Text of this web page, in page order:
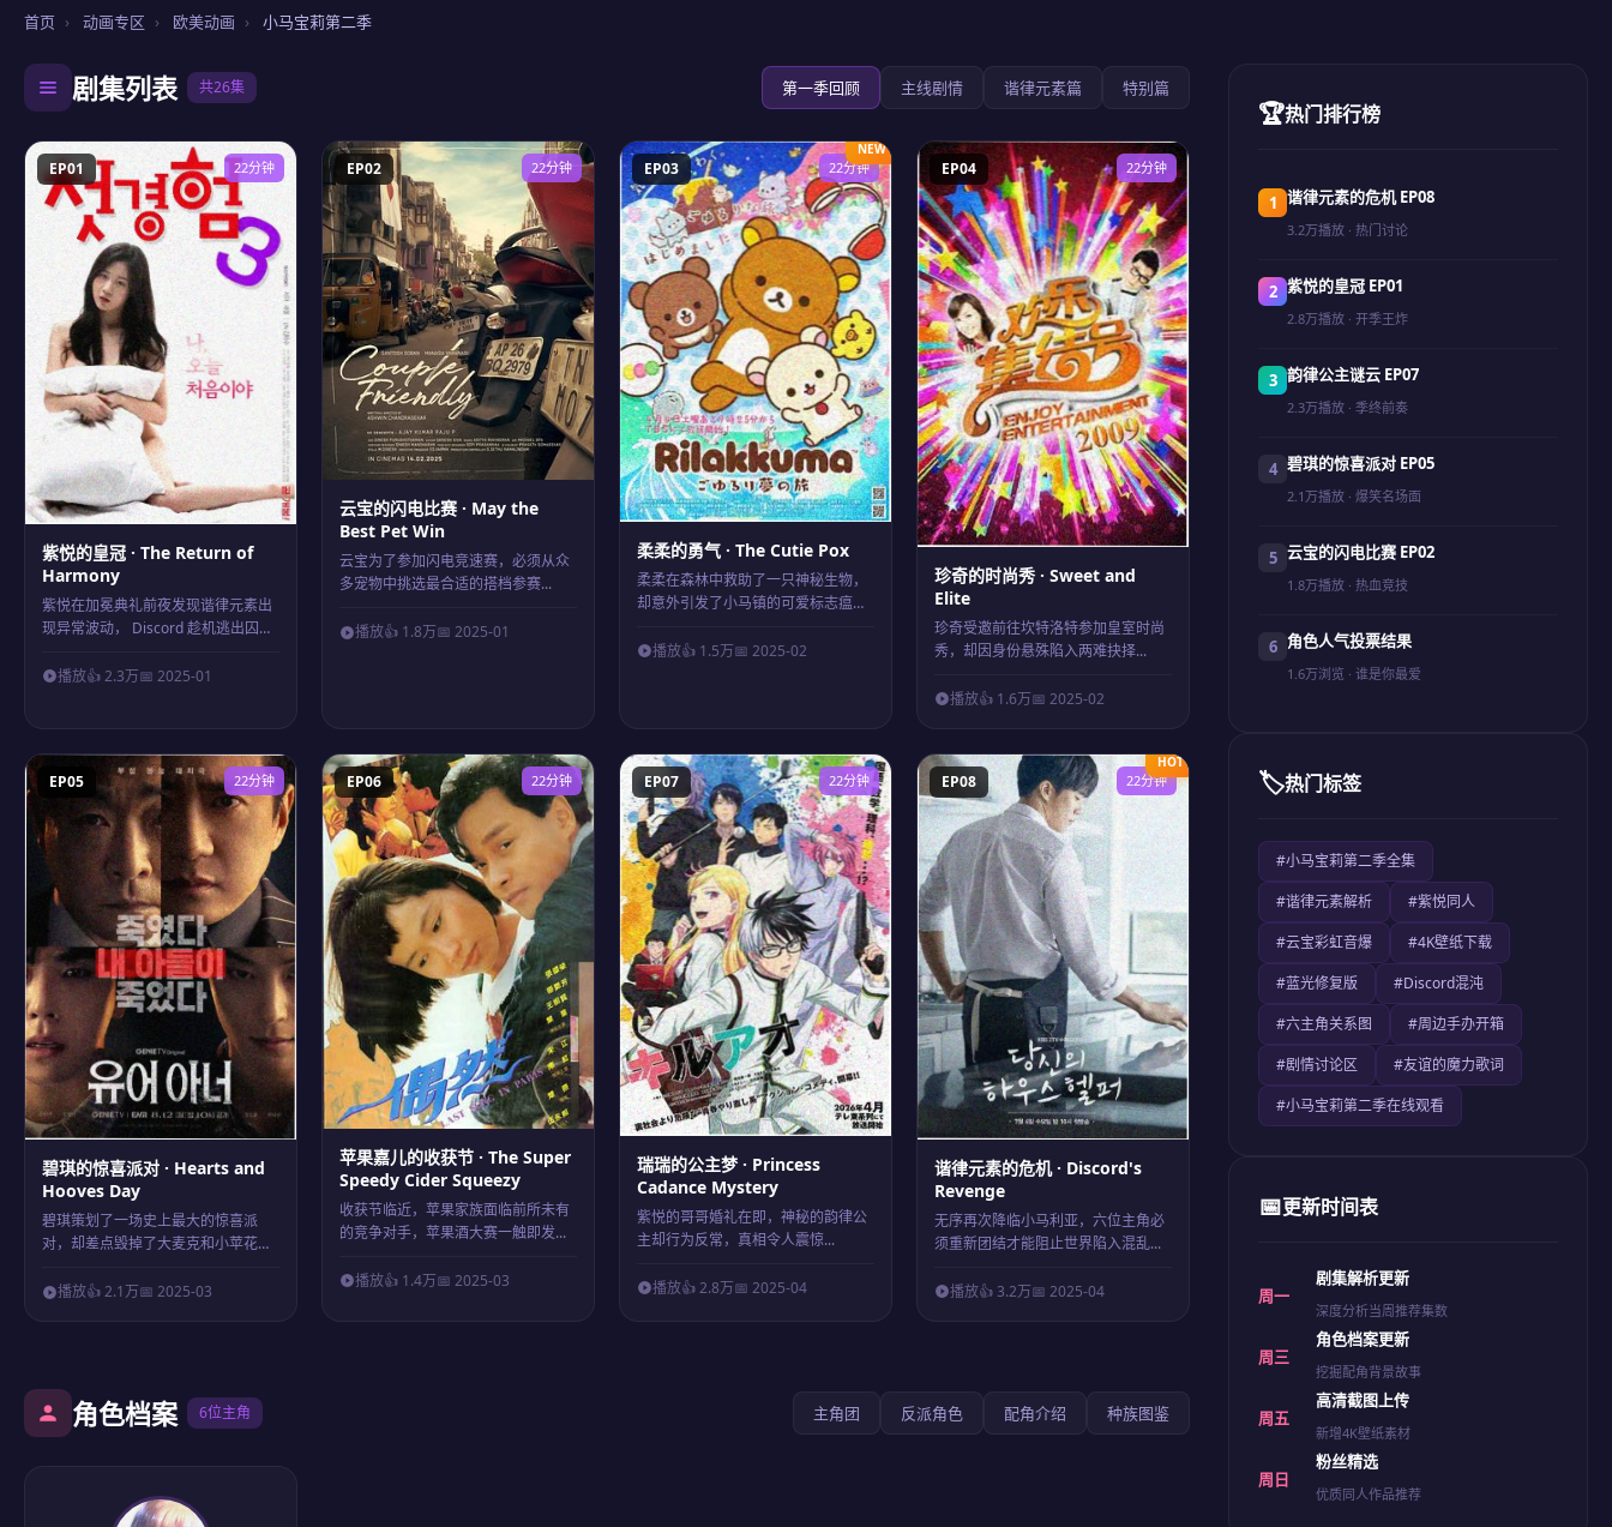
首页 › 动画专区 › 欧美动画 › 小马宝莉第二季
剧集列表 共26集 第一季回顾 主线剧情 谐律元素篇 特别篇
EP01 22分钟
紫悦的皇冠 · The Return of
Harmony
紫悦在加冕典礼前夜发现谐律元素出
现异常波动， Discord 趁机逃出囚
播放👍 2.3万📅 2025-01
EP02 22分钟
云宝的闪电比赛 · May the
Best Pet Win
云宝为了参加闪电竞速赛，必须从众
多宠物中挑选最合适的搭档参赛...
播放👍 1.8万📅 2025-01
NEW
EP03 22分钟
柔柔的勇气 · The Cutie Pox
柔柔在森林中救助了一只神秘生物，
却意外引发了小马镇的可爱标志瘟
播放👍 1.5万📅 2025-02
EP04 22分钟
珍奇的时尚秀 · Sweet and
Elite
珍奇受邀前往坎特洛特参加皇室时尚
秀，却因身份悬殊陷入两难抉择...
播放👍 1.6万📅 2025-02
EP05 22分钟
碧琪的惊喜派对 · Hearts and
Hooves Day
碧琪策划了一场史上最大的惊喜派
对，却差点毁掉了大麦克和小苹花的
播放👍 2.1万📅 2025-03
EP06 22分钟
苹果嘉儿的收获节 · The Super
Speedy Cider Squeezy
收获节临近，苹果家族面临前所未有
的竞争对手，苹果酒大赛一触即发...
播放👍 1.4万📅 2025-03
EP07 22分钟
瑞瑞的公主梦 · Princess
Cadance Mystery
紫悦的哥哥婚礼在即，神秘的韵律公
主却行为反常，真相令人震惊...
播放👍 2.8万📅 2025-04
HOT
EP08 22分钟
谐律元素的危机 · Discord's
Revenge
无序再次降临小马利亚，六位主角必
须重新团结才能阻止世界陷入混乱...
播放👍 3.2万📅 2025-04
角色档案 6位主角 主角团 反派角色 配角介绍 种族图鉴
🏆热门排行榜
谐律元素的危机 EP08
3.2万播放 · 热门讨论
紫悦的皇冠 EP01
2.8万播放 · 开季王炸
韵律公主谜云 EP07
2.3万播放 · 季终前奏
碧琪的惊喜派对 EP05
2.1万播放 · 爆笑名场面
云宝的闪电比赛 EP02
1.8万播放 · 热血竞技
角色人气投票结果
1.6万浏览 · 谁是你最爱
🏷️热门标签
#小马宝莉第二季全集
#谐律元素解析
#紫悦同人
#云宝彩虹音爆
#4K壁纸下载
#蓝光修复版
#Discord混沌
#六主角关系图
#周边手办开箱
#剧情讨论区
#友谊的魔力歌词
#小马宝莉第二季在线观看
📅更新时间表
周一
剧集解析更新
深度分析当周推荐集数
周三
角色档案更新
挖掘配角背景故事
周五
高清截图上传
新增4K壁纸素材
周日
粉丝精选
优质同人作品推荐